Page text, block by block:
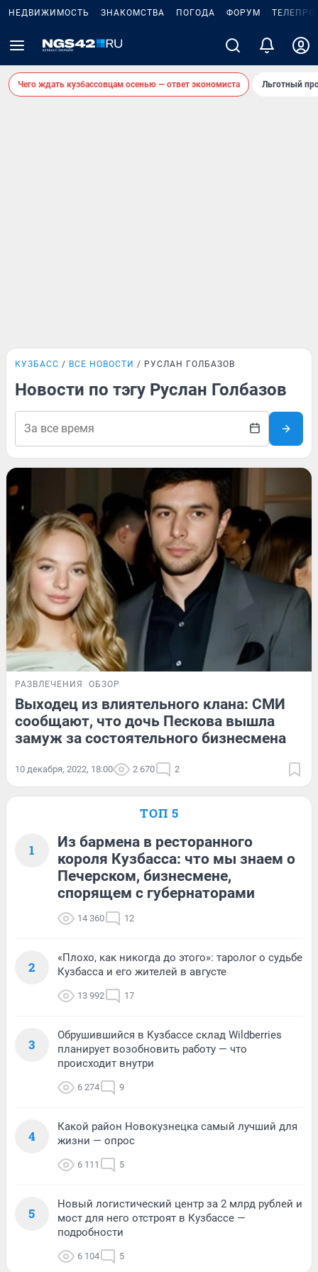
НЕДВИЖИМОСТЬ ЗНАКОМСТВА ПОГОДА ФОРУМ
Чего ждать кузбассовцам осенью — ответ экономиста Льготный
КУЗБАСС ВСЕ НОВОСТИ РУСЛАН ГОЛБАЗОВ
Новости по тэгу Руслан Голбазов
РАЗВЛЕЧЕНИЯ ОБЗОР
Выходец из влиятельного клана: СМИ
сообщают, что дочь Пескова вышла
замуж за состоятельного бизнесмена
10 декабря, 2022, 18:00 2 670 2
ТОП 5
1
Из бармена в ресторанного
короля Кузбасса: что мы знаем о
Печерском, бизнесмене,
спорящем с губернаторами
14 360 12
2
«Плохо, как никогда до этого»: таролог о судьбе
Кузбасса и его жителей в августе
13 992 17
3
Обрушившийся в Кузбассе склад Wildberries
планирует возобновить работу — что
происходит внутри
6 274 9
4
Какой район Новокузнецка самый лучший для
жизни — опрос
6 111 5
5
Новый логистический центр за 2 млрд рублей и
мост для него отстроят в Кузбассе —
подробности
6 104 5